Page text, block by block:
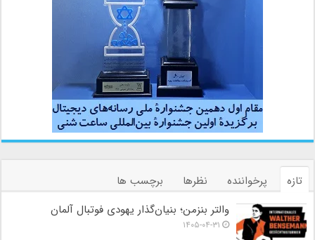
تازه پرخواننده نظرها
برچسب ها
والتر بنزمن؛ بنیان‌گذار یهودی فوتبال آلمان
۱۴۰۵-۰۴-۳۱